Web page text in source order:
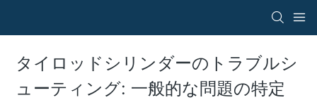
タイロッドシリンダーのトラブルシ
ューティング: 一般的な問題の特定